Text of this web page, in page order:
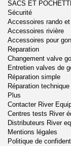
SACS ET
Sécurité
Accessoires rando
Accessoires rivière
Accessoires pour
Reparation
Changement valve
Entretien valves de
Réparation simple
Réparation technique
Plus
Contacter River
Centres tests River
Distributeurs River
Mentions légales
Politique de